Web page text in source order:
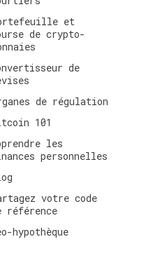
et
de crypto-
de
de régulation
101
les
personnelles
votre code
référence
hypothèque